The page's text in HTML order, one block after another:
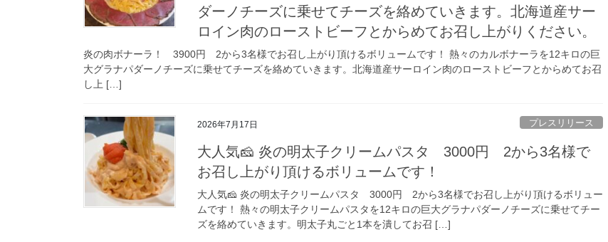
ダーノチーズに乗せてチーズを絡めていきます。北海道産サー
ロイン肉のローストビーフとからめてお召し上がりください。
炎の肉ボナーラ！ 3900円 2から3名様でお召し上がり頂けるボリュームです！ 熱々のカルボナーラを12キロの巨
大グラナパダーノチーズに乗せてチーズを絡めていきます。北海道産サーロイン肉のローストビーフとからめてお召
し上 […]
2026年7月17日 プレスリリース
大人気🧀 炎の明太子クリームパスタ 3000円 2から3名様で
お召し上がり頂けるボリュームです！
大人気🧀 炎の明太子クリームパスタ 3000円 2から3名様でお召し上がり頂けるボリュー
ムです！ 熱々の明太子クリームパスタを12キロの巨大グラナパダーノチーズに乗せてチー
ズを絡めていきます。明太子丸ごと1本を潰してお召 […]